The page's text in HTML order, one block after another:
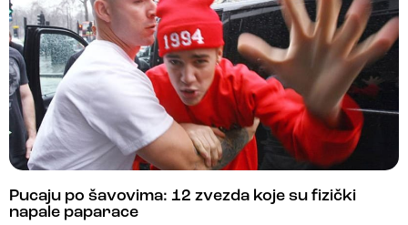
Pucaju po šavovima: 12 zvezda koje su fizički
napale paparace